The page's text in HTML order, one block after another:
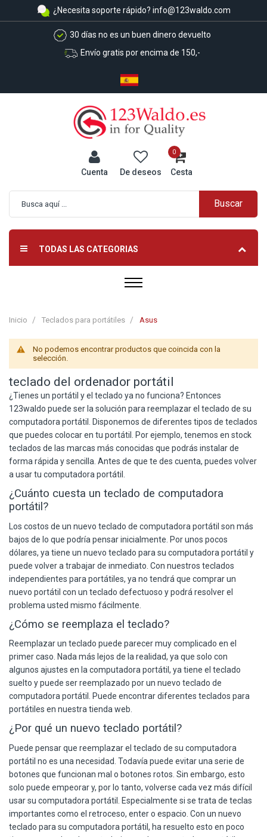
¿Necesita soporte rápido? info@123waldo.com
30 días no es un buen dinero devuelto
Envío gratis por encima de 150,-
Cuenta De deseos Cesta
0
Buscar
TODAS LAS CATEGORIAS
Inicio Teclados para portátiles Asus
No podemos encontrar productos que coincida con la
selección.
teclado del ordenador portátil
¿Tienes un portátil y el teclado ya no funciona? Entonces
123waldo puede ser la solución para reemplazar el teclado de su
computadora portátil. Disponemos de diferentes tipos de teclados
que puedes colocar en tu portátil. Por ejemplo, tenemos en stock
teclados de las marcas más conocidas que podrás instalar de
forma rápida y sencilla. Antes de que te des cuenta, puedes volver
a usar tu computadora portátil.
¿Cuánto cuesta un teclado de computadora
portátil?
Los costos de un nuevo teclado de computadora portátil son más
bajos de lo que podría pensar inicialmente. Por unos pocos
dólares, ya tiene un nuevo teclado para su computadora portátil y
puede volver a trabajar de inmediato. Con nuestros teclados
independientes para portátiles, ya no tendrá que comprar un
nuevo portátil con un teclado defectuoso y podrá resolver el
problema usted mismo fácilmente.
¿Cómo se reemplaza el teclado?
Reemplazar un teclado puede parecer muy complicado en el
primer caso. Nada más lejos de la realidad, ya que solo con
algunos ajustes en la computadora portátil, ya tiene el teclado
suelto y puede ser reemplazado por un nuevo teclado de
computadora portátil. Puede encontrar diferentes teclados para
portátiles en nuestra tienda web.
¿Por qué un nuevo teclado portátil?
Puede pensar que reemplazar el teclado de su computadora
portátil no es una necesidad. Todavía puede evitar una serie de
botones que funcionan mal o botones rotos. Sin embargo, esto
solo puede empeorar y, por lo tanto, volverse cada vez más difícil
usar su computadora portátil. Especialmente si se trata de teclas
importantes como el retroceso, enter o espacio. Con un nuevo
teclado para su computadora portátil, ha resuelto esto en poco